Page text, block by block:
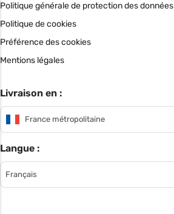
Politique générale de protection des données
Politique de cookies
Préférence des cookies
Mentions légales
Livraison en :
France métropolitaine
Langue :
Français